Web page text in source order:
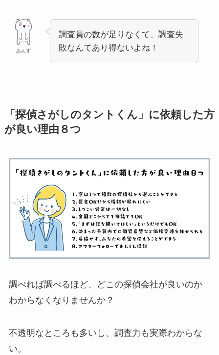
あんず
調査員の数が足りなくて、調査失
敗なんてあり得ないよね！
「探偵さがしのタントくん」に依頼した方
が良い理由８つ
調べれば調べるほど、どこの探偵会社が良いのか
わからなくなりませんか？
不透明なところも多いし、調査力も実際わからな
い。